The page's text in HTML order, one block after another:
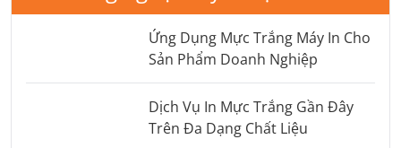
Ứng Dụng Mực Trắng Máy In Cho
Sản Phẩm Doanh Nghiệp
Dịch Vụ In Mực Trắng Gần Đây
Trên Đa Dạng Chất Liệu